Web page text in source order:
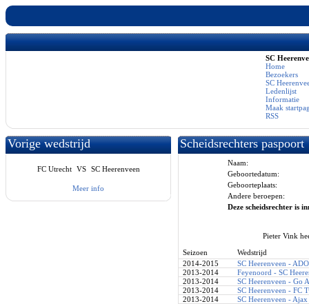
SC
Home
Bezoekers
SC
Ledenlijst
Informatie
Maak
RSS
Vorige wedstrijd
FC Utrecht VS SC Heerenveen
Meer info
Scheidsrechters paspoort
Naam:
Geboortedatum:
Geboorteplaats:
Andere beroepen:
Deze scheidsrechter is
Pieter Vink
Seizoen
Wedstrijd
2014-2015
SC Heerenveen -
2013-2014
Feyenoord - SC
2013-2014
SC Heerenveen - Go
2013-2014
SC Heerenveen - FC
2013-2014
SC Heerenveen - Ajax